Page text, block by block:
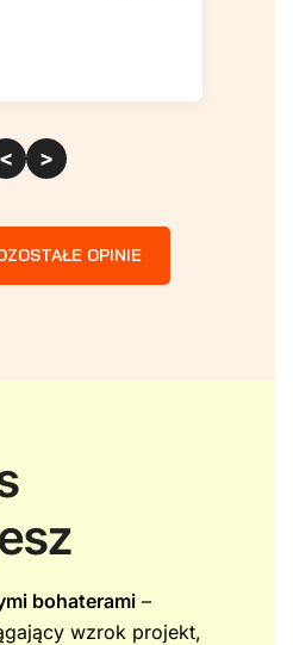
< >
OPINIE
bohaterami –
wzrok projekt,